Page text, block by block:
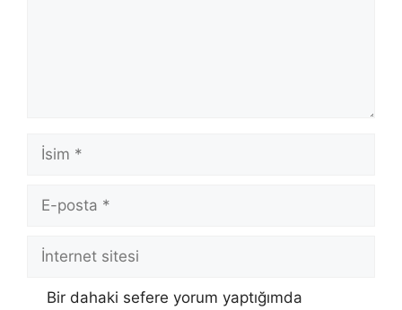
İsim
posta
İnternet
Bir dahaki sefere yorum yaptığımda